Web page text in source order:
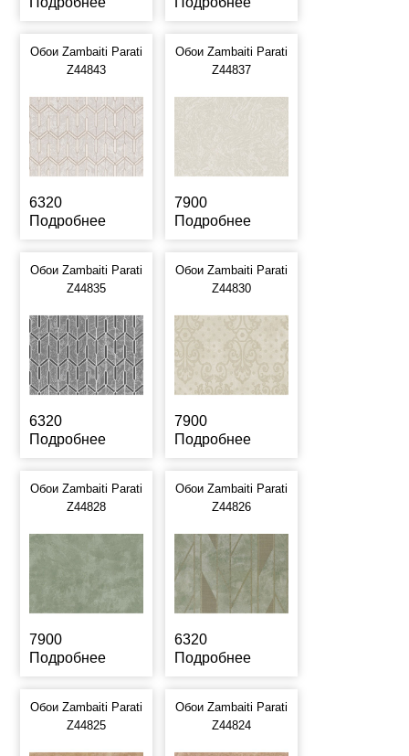
Обои Zambaiti Parati
Z44843
6320
Подробнее
Обои Zambaiti Parati
Z44837
7900
Подробнее
Обои Zambaiti Parati
Z44835
6320
Подробнее
Обои Zambaiti Parati
Z44830
7900
Подробнее
Обои Zambaiti Parati
Z44828
7900
Подробнее
Обои Zambaiti Parati
Z44826
6320
Подробнее
Обои Zambaiti Parati
Z44825
Обои Zambaiti Parati
Z44824